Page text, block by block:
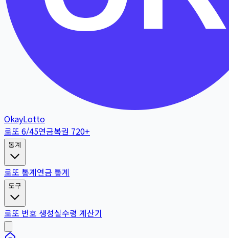
OkayLotto
로또 6/45연금복권 720+
통계
로또 통계연금 통계
도구
로또 번호 생성실수령 계산기